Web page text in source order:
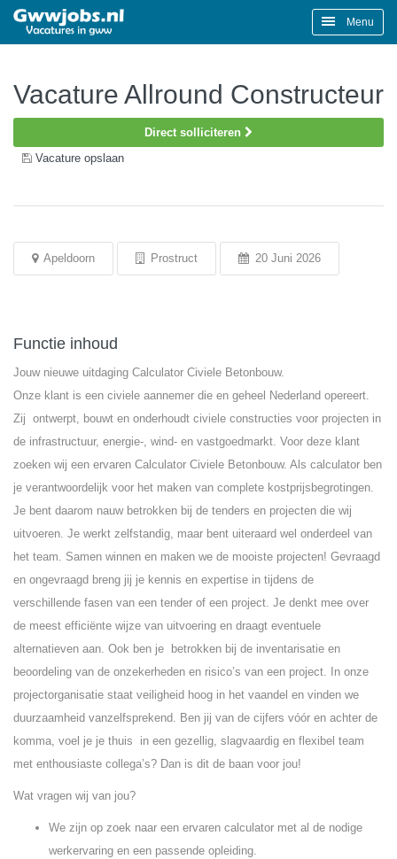
Menu
Vacature Allround Constructeur
Direct solliciteren
Vacature opslaan
Apeldoorn Prostruct 20 Juni 2026
Functie inhoud
Jouw nieuwe uitdaging Calculator Civiele Betonbouw.
Onze klant is een civiele aannemer die en geheel Nederland opereert.
Zij ontwerpt, bouwt en onderhoudt civiele constructies voor projecten in
de infrastructuur, energie-, wind- en vastgoedmarkt. Voor deze klant
zoeken wij een ervaren Calculator Civiele Betonbouw. Als calculator ben
je verantwoordelijk voor het maken van complete kostprijsbegrotingen.
Je bent daarom nauw betrokken bij de tenders en projecten die wij
uitvoeren. Je werkt zelfstandig, maar bent uiteraard wel onderdeel van
het team. Samen winnen en maken we de mooiste projecten! Gevraagd
en ongevraagd breng jij je kennis en expertise in tijdens de
verschillende fasen van een tender of een project. Je denkt mee over
de meest efficiënte wijze van uitvoering en draagt eventuele
alternatieven aan. Ook ben je betrokken bij de inventarisatie en
beoordeling van de onzekerheden en risico’s van een project. In onze
projectorganisatie staat veiligheid hoog in het vaandel en vinden we
duurzaamheid vanzelfsprekend. Ben jij van de cijfers vóór en achter de
komma, voel je je thuis in een gezellig, slagvaardig en flexibel team
met enthousiaste collega’s? Dan is dit de baan voor jou!
Wat vragen wij van jou?
We zijn op zoek naar een ervaren calculator met al de nodige
werkervaring en een passende opleiding.